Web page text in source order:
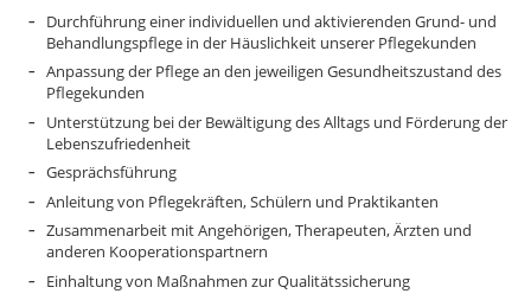
Durchführung einer individuellen und aktivierenden Grund- und
Behandlungspflege in der Häuslichkeit unserer Pflegekunden
Anpassung der Pflege an den jeweiligen Gesundheitszustand des
Pflegekunden
Unterstützung bei der Bewältigung des Alltags und Förderung der
Lebenszufriedenheit
Gesprächsführung
Anleitung von Pflegekräften, Schülern und Praktikanten
Zusammenarbeit mit Angehörigen, Therapeuten, Ärzten und
anderen Kooperationspartnern
Einhaltung von Maßnahmen zur Qualitätssicherung
Karte anzeigen